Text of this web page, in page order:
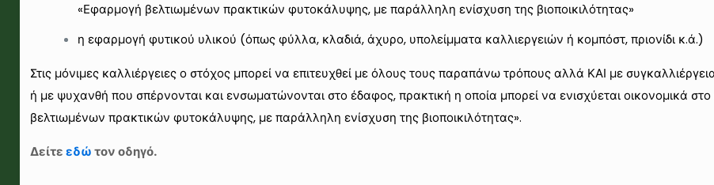
«Εφαρμογή βελτιωμένων πρακτικών φυτοκάλυψης, με παράλληλη ενίσχυση της βιοποικιλότητας»
η εφαρμογή φυτικού υλικού (όπως φύλλα, κλαδιά, άχυρο, υπολείμματα καλλιεργειών ή κομπόστ, πριονίδι κ.ά.)
Στις μόνιμες καλλιέργειες ο στόχος μπορεί να επιτευχθεί με όλους τους παραπάνω τρόπους αλλά ΚΑΙ με
ή με ψυχανθή που σπέρνονται και ενσωματώνονται στο έδαφος, πρακτική η οποία μπορεί να ενισχύεται οικονομικά
βελτιωμένων πρακτικών φυτοκάλυψης, με παράλληλη ενίσχυση της βιοποικιλότητας».
Δείτεεδώτον οδηγό.